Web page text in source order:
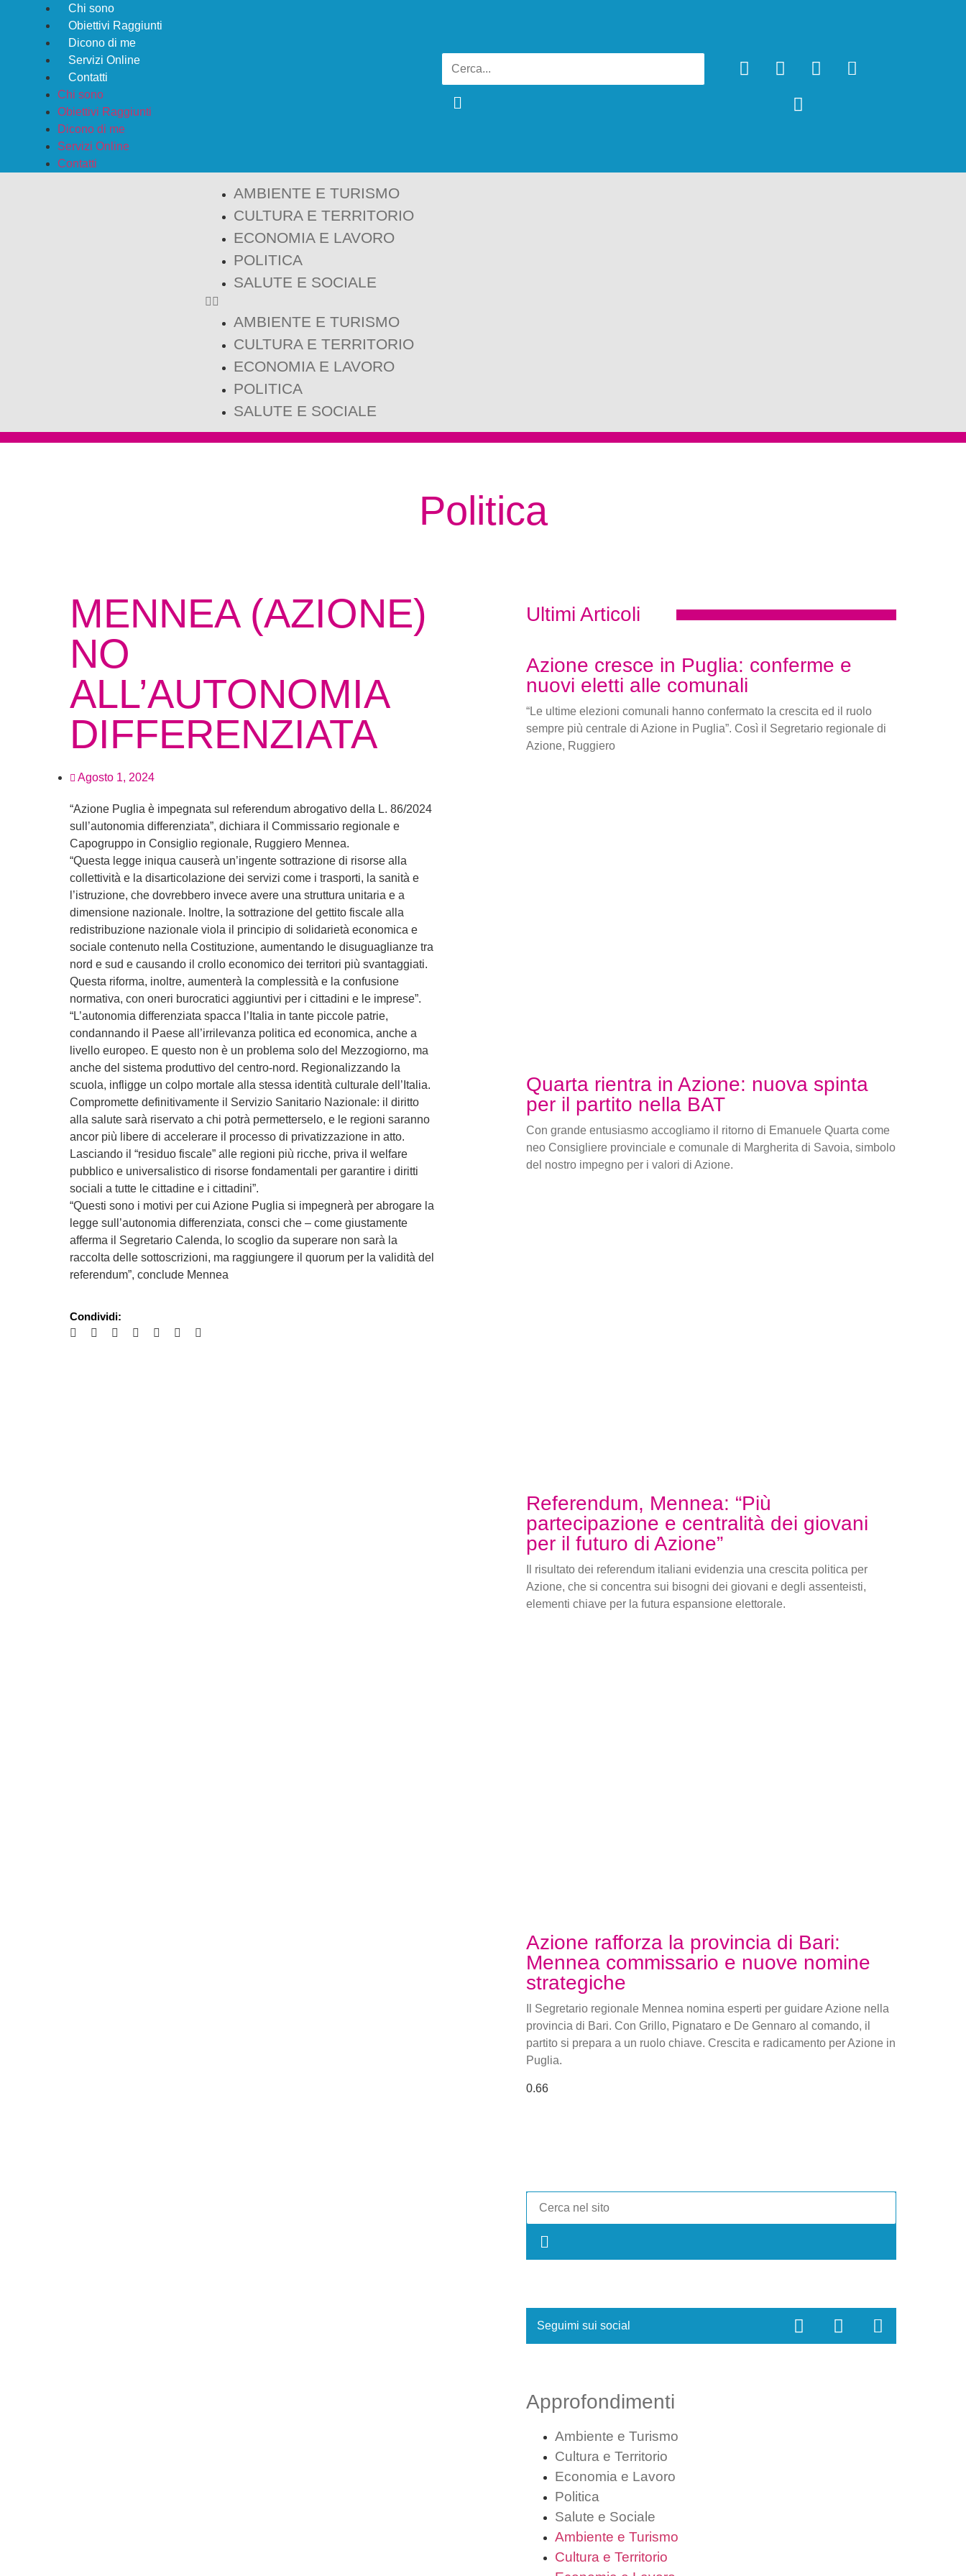
Chi sono
Obiettivi Raggiunti
Dicono di me
Servizi Online
Contatti
Chi sono
Obiettivi Raggiunti
Dicono di me
Servizi Online
Contatti
AMBIENTE E TURISMO
CULTURA E TERRITORIO
ECONOMIA E LAVORO
POLITICA
SALUTE E SOCIALE
AMBIENTE E TURISMO
CULTURA E TERRITORIO
ECONOMIA E LAVORO
POLITICA
SALUTE E SOCIALE
Politica
MENNEA (AZIONE)
NO
ALL’AUTONOMIA
DIFFERENZIATA
Agosto 1, 2024
“Azione Puglia è impegnata sul referendum abrogativo della L. 86/2024
sull’autonomia differenziata”, dichiara il Commissario regionale e
Capogruppo in Consiglio regionale, Ruggiero Mennea.
“Questa legge iniqua causerà un’ingente sottrazione di risorse alla
collettività e la disarticolazione dei servizi come i trasporti, la sanità e
l’istruzione, che dovrebbero invece avere una struttura unitaria e a
dimensione nazionale. Inoltre, la sottrazione del gettito fiscale alla
redistribuzione nazionale viola il principio di solidarietà economica e
sociale contenuto nella Costituzione, aumentando le disuguaglianze tra
nord e sud e causando il crollo economico dei territori più svantaggiati.
Questa riforma, inoltre, aumenterà la complessità e la confusione
normativa, con oneri burocratici aggiuntivi per i cittadini e le imprese”.
“L’autonomia differenziata spacca l’Italia in tante piccole patrie,
condannando il Paese all’irrilevanza politica ed economica, anche a
livello europeo. E questo non è un problema solo del Mezzogiorno, ma
anche del sistema produttivo del centro-nord. Regionalizzando la
scuola, infligge un colpo mortale alla stessa identità culturale dell’Italia.
Compromette definitivamente il Servizio Sanitario Nazionale: il diritto
alla salute sarà riservato a chi potrà permetterselo, e le regioni saranno
ancor più libere di accelerare il processo di privatizzazione in atto.
Lasciando il “residuo fiscale” alle regioni più ricche, priva il welfare
pubblico e universalistico di risorse fondamentali per garantire i diritti
sociali a tutte le cittadine e i cittadini”.
“Questi sono i motivi per cui Azione Puglia si impegnerà per abrogare la
legge sull’autonomia differenziata, consci che – come giustamente
afferma il Segretario Calenda, lo scoglio da superare non sarà la
raccolta delle sottoscrizioni, ma raggiungere il quorum per la validità del
referendum”, conclude Mennea
Condividi:
Ultimi Articoli
Azione cresce in Puglia: conferme e
nuovi eletti alle comunali
“Le ultime elezioni comunali hanno confermato la crescita ed il ruolo
sempre più centrale di Azione in Puglia”. Così il Segretario regionale di
Azione, Ruggiero
Quarta rientra in Azione: nuova spinta
per il partito nella BAT
Con grande entusiasmo accogliamo il ritorno di Emanuele Quarta come
neo Consigliere provinciale e comunale di Margherita di Savoia, simbolo
del nostro impegno per i valori di Azione.
Referendum, Mennea: “Più
partecipazione e centralità dei giovani
per il futuro di Azione”
Il risultato dei referendum italiani evidenzia una crescita politica per
Azione, che si concentra sui bisogni dei giovani e degli assenteisti,
elementi chiave per la futura espansione elettorale.
Azione rafforza la provincia di Bari:
Mennea commissario e nuove nomine
strategiche
Il Segretario regionale Mennea nomina esperti per guidare Azione nella
provincia di Bari. Con Grillo, Pignataro e De Gennaro al comando, il
partito si prepara a un ruolo chiave. Crescita e radicamento per Azione in
Puglia.
Seguimi sui social
Approfondimenti
Ambiente e Turismo
Cultura e Territorio
Economia e Lavoro
Politica
Salute e Sociale
Ambiente e Turismo
Cultura e Territorio